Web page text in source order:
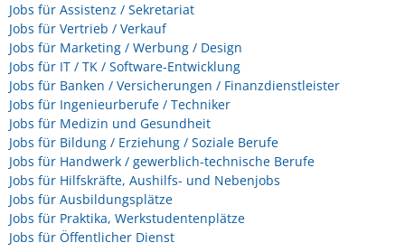
Jobs für Assistenz / Sekretariat
Jobs für Vertrieb / Verkauf
Jobs für Marketing / Werbung / Design
Jobs für IT / TK / Software-Entwicklung
Jobs für Banken / Versicherungen / Finanzdienstleister
Jobs für Ingenieurberufe / Techniker
Jobs für Medizin und Gesundheit
Jobs für Bildung / Erziehung / Soziale Berufe
Jobs für Handwerk / gewerblich-technische Berufe
Jobs für Hilfskräfte, Aushilfs- und Nebenjobs
Jobs für Ausbildungsplätze
Jobs für Praktika, Werkstudentenplätze
Jobs für Öffentlicher Dienst